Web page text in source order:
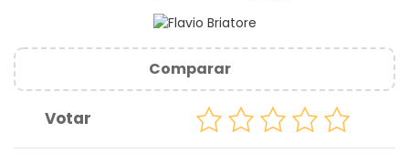
Comparar
Votar